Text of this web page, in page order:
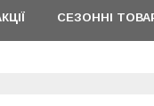
СЕЗОННІ